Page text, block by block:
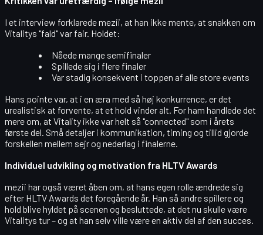
I et interview forklarede mezii, at han ikke mente, at snakken om
Vitalitys "fald" var fair. Holdet:
Nåedemange semifinaler
Spillede sig i flere finaler
Var stadig konsekvent i toppen af alle store events
Hans pointe var, at i en æra med så høj konkurrence, er det
urealistisk at forvente, at et hold vinder alt. For ham handlede det
mere om, at Vitality ikke var helt så "connected" som i årets
første del. Små detaljer i kommunikation, timing og tillid gjorde
forskellen mellem sejr og nederlag i finalerne.
Individuel udvikling og motivation fra HLTV Awards
mezii har også været åben om, at hans egen rolle ændrede sig
efter HLTV Awards det foregående år. Han så andre spillere og
hold blive hyldet på scenen og besluttede, at det nu skulle være
Vitalitys tur– og at han selv ville være en aktiv del af den succes.